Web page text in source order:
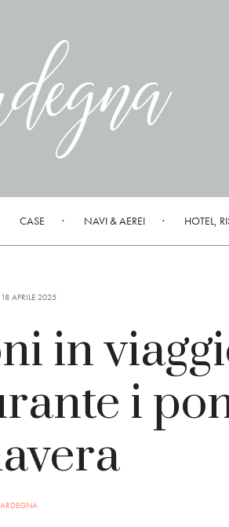
CASE NAVI & AEREI HOTEL,
18 APRILE 2025
in
i